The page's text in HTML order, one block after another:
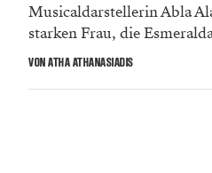
Musicaldarstellerin Abla
starken Frau, die
VON ATHA ATHANASIADIS